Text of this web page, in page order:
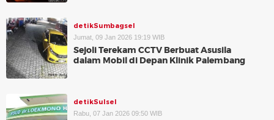
detikSumbagsel
Jumat, 09 Jan 2026 19:19 WIB
Sejoli Terekam CCTV Berbuat Asusila
dalam Mobil di Depan Klinik Palembang
detikSulsel
Rabu, 07 Jan 2026 09:50 WIB